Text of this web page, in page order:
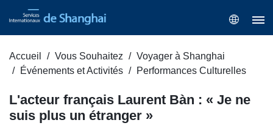
Accueil Vous Souhaitez
Voyager à Shanghai
Événements et Activités
Performances Culturelles
L'acteur français Laurent Bàn : « Je ne
suis plus un étranger »